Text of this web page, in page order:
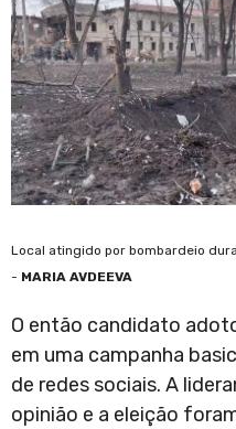
Local atingido por bombardeio
- MARIA AVDEEVA
O então candidato
em uma campanha
de redes sociais. A
opinião e a eleição